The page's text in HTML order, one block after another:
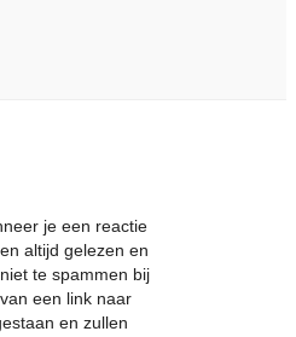
je een reactie
altijd gelezen en
te spammen bij
een link naar
en zullen